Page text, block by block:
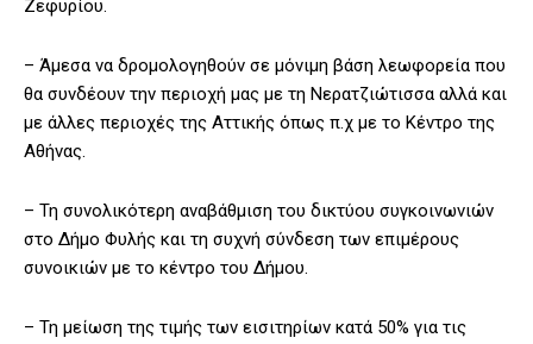
Ζεφυρίου.
– Άμεσα να δρομολογηθούν σε μόνιμη βάση λεωφορεία που
θα συνδέουν την περιοχή μας με τη Νερατζιώτισσα αλλά και
με άλλες περιοχές της Αττικής όπως π.χ με το Κέντρο της
Αθήνας.
– Τη συνολικότερη αναβάθμιση του δικτύου συγκοινωνιών
στο Δήμο Φυλής και τη συχνή σύνδεση των επιμέρους
συνοικιών με το κέντρο του Δήμου.
– Τη μείωση της τιμής των εισιτηρίων κατά 50% για τις